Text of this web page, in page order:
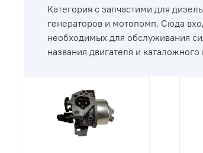
Категория с запчастими для
генераторов и мотопомп. Сюда
необходимых для обслуживания
названия двигателя и